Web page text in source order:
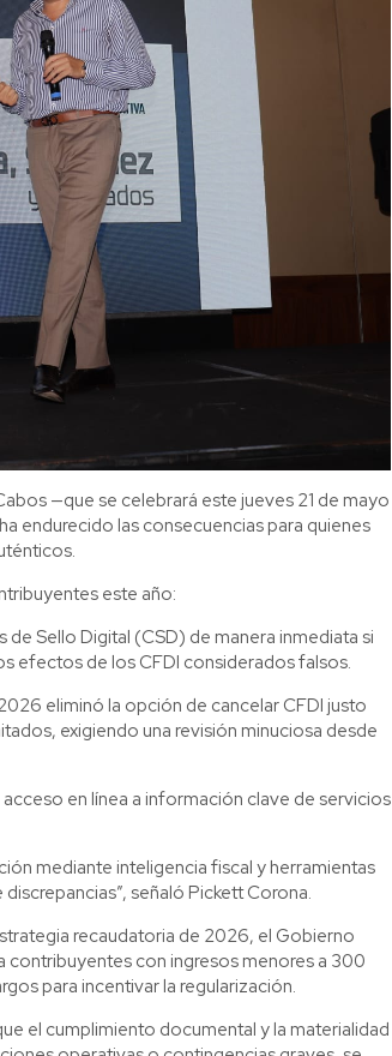
—que se celebrará este jueves 21 de mayo
endurecido las consecuencias para quienes
este año:
Sello Digital (CSD) de manera inmediata si
efectos de los CFDI considerados falsos.
eliminó la opción de cancelar CFDI justo
exigiendo una revisión minuciosa desde
en línea a información clave de servicios
mediante inteligencia fiscal y herramientas
señaló Pickett Corona.
recaudatoria de 2026, el Gobierno
contribuyentes con ingresos menores a 300
para incentivar la regularización.
el cumplimiento documental y la materialidad